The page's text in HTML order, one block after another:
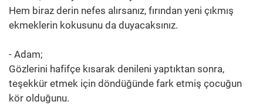
Hem biraz derin nefes alırsanız, fırından yeni çıkmış
ekmeklerin kokusunu da duyacaksınız.
- Adam;
Gözlerini hafifçe kısarak denileni yaptıktan sonra,
teşekkür etmek için döndüğünde fark etmiş çocuğun
kör olduğunu.